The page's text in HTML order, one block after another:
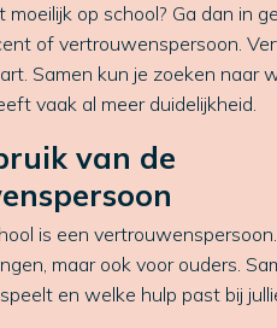
moeilijk op school? Ga dan in
of vertrouwenspersoon.
Samen kun je zoeken naar
vaak al meer duidelijkheid.
van de
is een
maar ook voor ouders.
en welke hulp past bij